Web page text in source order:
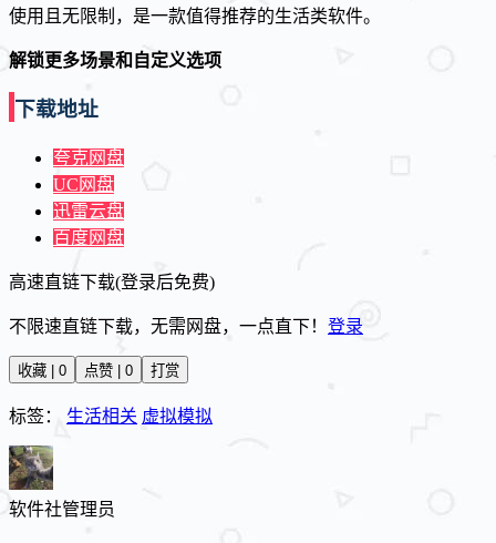
使用且无限制，是一款值得推荐的生活类软件。
解锁更多场景和自定义选项
下载地址
夸克网盘
UC网盘
迅雷云盘
百度网盘
高速直链下载(登录后免费)
不限速直链下载，无需网盘，一点直下！ 登录
收藏 | 0 点赞 | 0 打赏
标签： 生活相关 虚拟模拟
软件社管理员